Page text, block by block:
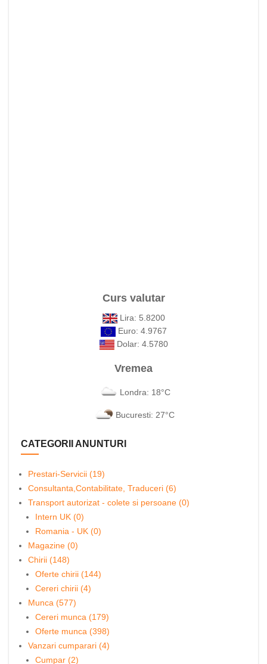
Curs valutar
Lira: 5.8200
Euro: 4.9767
Dolar: 4.5780
Vremea
Londra: 18°C
Bucuresti: 27°C
CATEGORII ANUNTURI
Prestari-Servicii (19)
Consultanta,Contabilitate, Traduceri (6)
Transport autorizat - colete si persoane (0)
Intern UK (0)
Romania - UK (0)
Magazine (0)
Chirii (148)
Oferte chirii (144)
Cereri chirii (4)
Munca (577)
Cereri munca (179)
Oferte munca (398)
Vanzari cumparari (4)
Cumpar (2)